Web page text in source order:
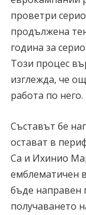
проветри
продължена
година за
Този процес
изглежда, че
работа по него.
Съставът бе
остават в
Са и Ихинио
емблематичен
бъде направен
получаването